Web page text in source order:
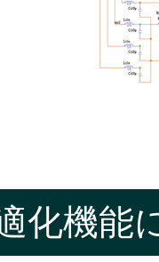
化機能